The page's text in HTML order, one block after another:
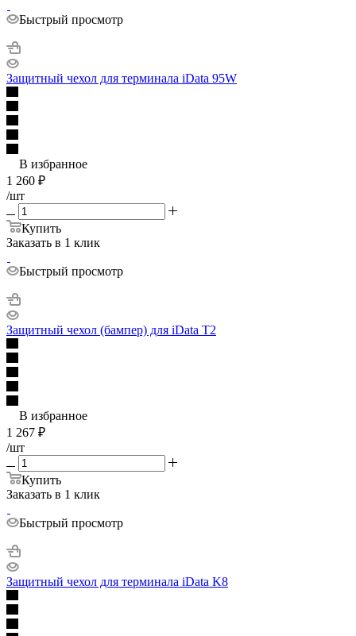
Быстрый просмотр
Защитный чехол для терминала iData 95W
В избранное
1 260 ₽
/шт
Купить
Заказать в 1 клик
Быстрый просмотр
Защитный чехол (бампер) для iData T2
В избранное
1 267 ₽
/шт
Купить
Заказать в 1 клик
Быстрый просмотр
Защитный чехол для терминала iData K8